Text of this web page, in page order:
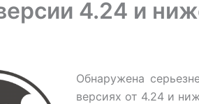
4.24 и
Обнаружена
версиях от 4.24 и